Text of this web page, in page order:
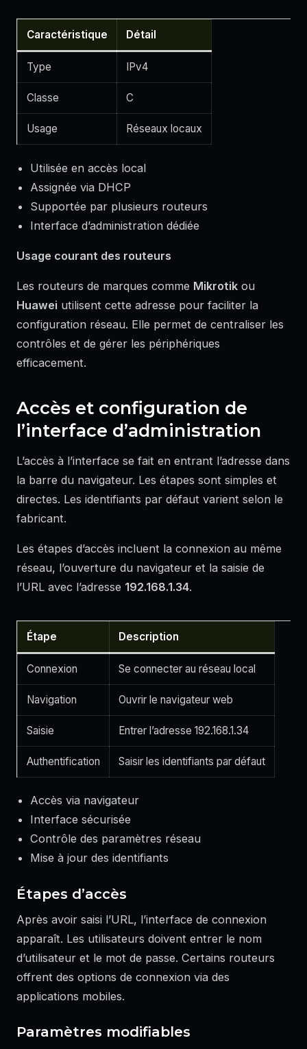
Caractéristique Détail
Type IPv4
Classe C
Usage Réseaux locaux
Utilisée en accès local
Assignée via DHCP
Supportée par plusieurs routeurs
Interface d’administration dédiée
Usage courant des routeurs
Les routeurs de marques comme Mikrotik ou
Huawei utilisent cette adresse pour faciliter la
configuration réseau. Elle permet de centraliser les
contrôles et de gérer les périphériques
efficacement.
Accès et configuration de
l’interface d’administration
L’accès à l’interface se fait en entrant l’adresse dans
la barre du navigateur. Les étapes sont simples et
directes. Les identifiants par défaut varient selon le
fabricant.
Les étapes d’accès incluent la connexion au même
réseau, l’ouverture du navigateur et la saisie de
l’URL avec l’adresse 192.168.1.34.
Étape Description
Connexion Se connecter au réseau local
Navigation Ouvrir le navigateur web
Saisie Entrer l’adresse 192.168.1.34
Authentification Saisir les identifiants par défaut
Accès via navigateur
Interface sécurisée
Contrôle des paramètres réseau
Mise à jour des identifiants
Étapes d’accès
Après avoir saisi l’URL, l’interface de connexion
apparaît. Les utilisateurs doivent entrer le nom
d’utilisateur et le mot de passe. Certains routeurs
offrent des options de connexion via des
applications mobiles.
Paramètres modifiables